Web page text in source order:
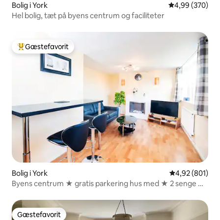
Bolig i York 4,99 ud af 5 i
4,99 (370)
Hel bolig, tæt på byens centrum og faciliteter
Bedste gæstefavorit
Gæstefavorit
Bolig i York 4,92 ud af 5 i
4,92 (801)
Byens centrum ★ gratis parkering hus med ★ 2 senge ★
Gæstefavorit